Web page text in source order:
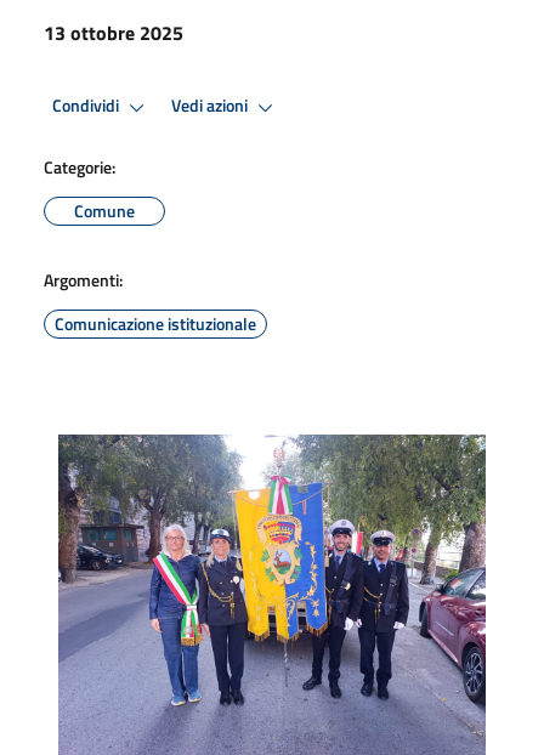
13 ottobre 2025
Condividi Vedi azioni
Categorie:
Comune
Argomenti:
Comunicazione istituzionale